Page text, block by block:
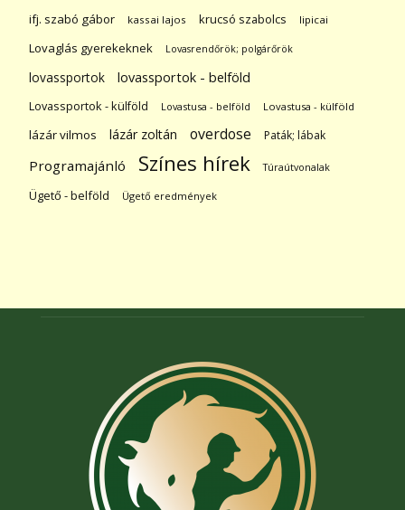
ifj. szabó gábor kassai lajos krucsó szabolcs lipicai
Lovaglás gyerekeknek Lovasrendőrök; polgárőrök
lovassportok lovassportok - belföld
Lovassportok - külföld Lovastusa - belföld Lovastusa - külföld
lázár vilmos lázár zoltán overdose Paták; lábak
Programajánló Színes hírek Túraútvonalak
Ügető - belföld Ügető eredmények